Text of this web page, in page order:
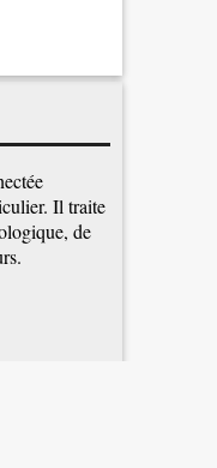
Il traite
de